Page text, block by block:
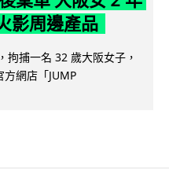
影周邊產品
拘捕一名 32 歲大阪女子，
網店「JUMP